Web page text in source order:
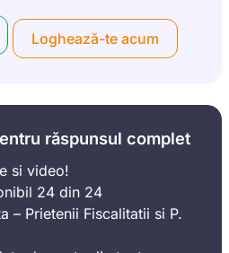
Loghează-te acum
răspunsul complet
si video!
24 din 24
– Prietenii Fiscalitatii si P.